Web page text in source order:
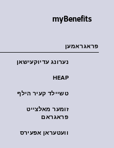
myBenefits
פראגראמען
נערונג עדיוקעישאן
HEAP
טשיילד קעיר הילף
זומער מאלצייט
פראגראם
וועטעראן אפעירס